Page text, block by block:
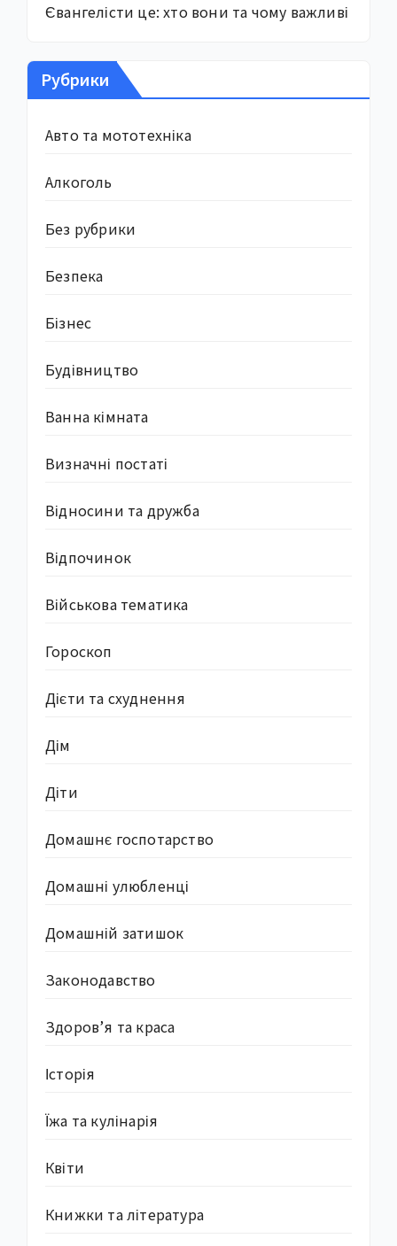
Євангелісти це: хто вони та чому важливі
Рубрики
Авто та мототехніка
Алкоголь
Без рубрики
Безпека
Бізнес
Будівництво
Ванна кімната
Визначні постаті
Відносини та дружба
Відпочинок
Військова тематика
Гороскоп
Дієти та схуднення
Дім
Діти
Домашнє госпотарство
Домашні улюбленці
Домашній затишок
Законодавство
Здоров’я та краса
Історія
Їжа та кулінарія
Квіти
Книжки та література